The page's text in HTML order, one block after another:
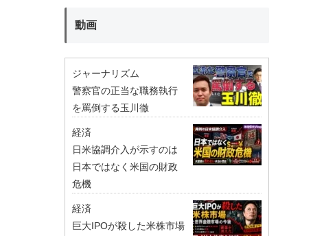
動画
ジャーナリズム
警察官の正当な職務執行
を罵倒する玉川徹
経済
日米協調介入が示すのは
日本ではなく米国の財政
危機
経済
巨大IPOが殺した米株市場